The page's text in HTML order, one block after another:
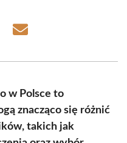
Share
w Polsce to
znacząco się różnić
takich jak